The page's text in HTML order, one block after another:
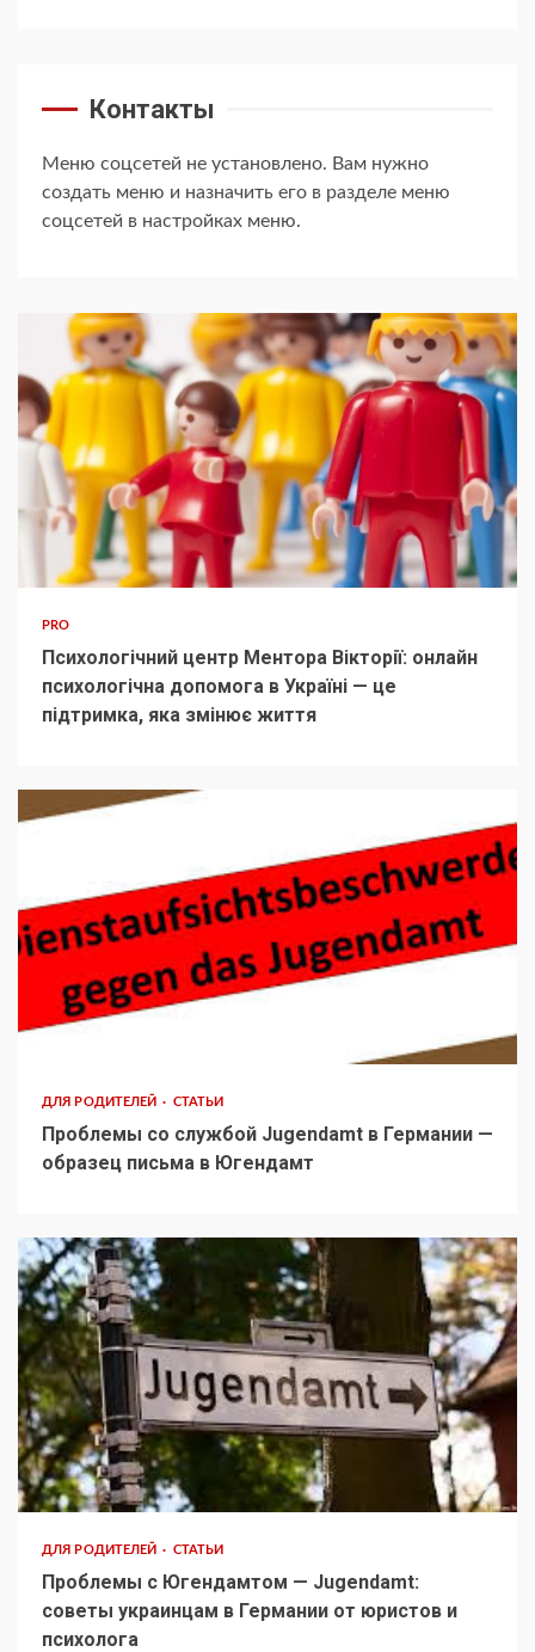
Контакты
Меню соцсетей не установлено. Вам нужно
создать меню и назначить его в разделе меню
соцсетей в настройках меню.
PRO
Психологічний центр Ментора Вікторії: онлайн
психологічна допомога в Україні — це
підтримка, яка змінює життя
ДЛЯ РОДИТЕЛЕЙ СТАТЬИ
Проблемы со службой Jugendamt в Германии —
образец письма в Югендамт
ДЛЯ РОДИТЕЛЕЙ СТАТЬИ
Проблемы с Югендамтом — Jugendamt:
советы украинцам в Германии от юристов и
психолога